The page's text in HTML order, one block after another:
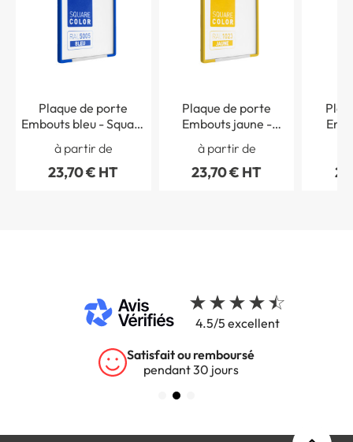
Plaque de porte
Embouts bleu - Square
à partir de
23,70 € HT
Plaque de porte
Embouts jaune -
Square Color
à partir de
23,70 € HT
4.5/5 excellent
Garantie 5 ans
sur tous nos produits